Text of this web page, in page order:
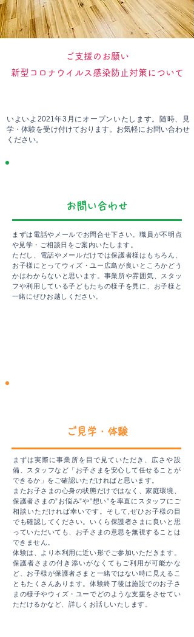
新型コロナウイルス感染防止対策について
​ご支援のお願い
まずは実際に事業所を目で見ていただき、広さや設
備、スタッフなど「お子さまを安心して任せることが
できるか」をご確認いただければと思います。
またお子さまの心身の状態だけではなく、家庭環境、
保護者さまの”お悩み”や”想い”を率直にスタッフにご
相談いただければ幸いです。そして,ぜひお子様の目
でも確認してください。いくら保護者さまに良いと思
っていただいても、お子さまの意思を無視することは
できません。
体験は、より本利用に近い形でご参加いただきます。
保護者さまの付き添いがなくてもご利用が可能かな
ど、お子様が保護者さまと一緒ではない時に見えるこ
ともたくさんあります。体験終了後は施設でのお子さ
まの様子やウィズ・ユーでどのような支援をさせてい
ただけるかなど、詳しくお話しいたします。
​ご見学・体験
いよいよ2021年3 月にオープンいたします。随時、見
学・体験を受け付けております。お気軽にお問い合わせ
ください。
まずは電話やメールでお問合せ下さい。職員が不明点
や見学・ご相談日をご案内いたします。
ただし、電話やメールだけでは保護者様はもちろん、
お子様にとってウィズ・ユー広島が良いところかどう
かはわからないと思います。事業所や雰囲気、スタッ
フや利用している子どもたちの様子を見に、お子様と
一緒にぜひお越しください。
​お問い合わせ